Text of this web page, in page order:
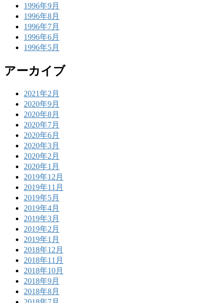
1996年9月
1996年8月
1996年7月
1996年6月
1996年5月
アーカイブ
2021年2月
2020年9月
2020年8月
2020年7月
2020年6月
2020年3月
2020年2月
2020年1月
2019年12月
2019年11月
2019年5月
2019年4月
2019年3月
2019年2月
2019年1月
2018年12月
2018年11月
2018年10月
2018年9月
2018年8月